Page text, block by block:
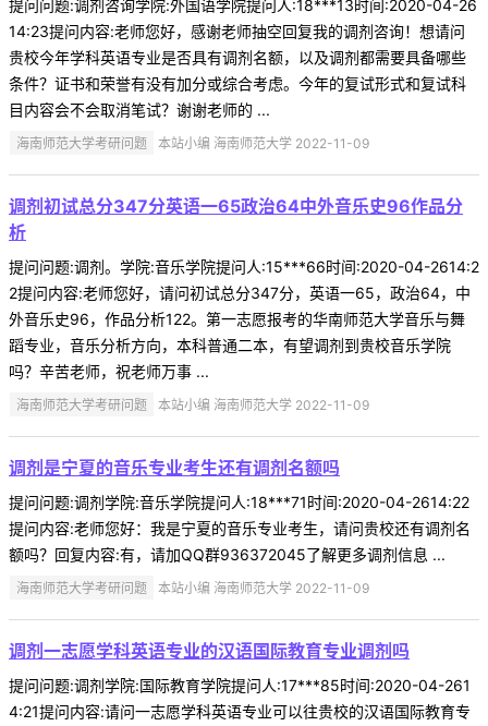
提问问题:调剂咨询学院:外国语学院提问人:18***13时间:2020-04-26
14:23提问内容:老师您好，感谢老师抽空回复我的调剂咨询！想请问
贵校今年学科英语专业是否具有调剂名额，以及调剂都需要具备哪些
条件？证书和荣誉有没有加分或综合考虑。今年的复试形式和复试科
目内容会不会取消笔试？谢谢老师的 ...
海南师范大学考研问题 本站小编 海南师范大学 2022-11-09
调剂初试总分347分英语一65政治64中外音乐史96作品分
析
提问问题:调剂。学院:音乐学院提问人:15***66时间:2020-04-2614:2
2提问内容:老师您好，请问初试总分347分，英语一65，政治64，中
外音乐史96，作品分析122。第一志愿报考的华南师范大学音乐与舞
蹈专业，音乐分析方向，本科普通二本，有望调剂到贵校音乐学院
吗？辛苦老师，祝老师万事 ...
海南师范大学考研问题 本站小编 海南师范大学 2022-11-09
调剂是宁夏的音乐专业考生还有调剂名额吗
提问问题:调剂学院:音乐学院提问人:18***71时间:2020-04-2614:22
提问内容:老师您好：我是宁夏的音乐专业考生，请问贵校还有调剂名
额吗？回复内容:有，请加QQ群936372045了解更多调剂信息 ...
海南师范大学考研问题 本站小编 海南师范大学 2022-11-09
调剂一志愿学科英语专业的汉语国际教育专业调剂吗
提问问题:调剂学院:国际教育学院提问人:17***85时间:2020-04-261
4:21提问内容:请问一志愿学科英语专业可以往贵校的汉语国际教育专